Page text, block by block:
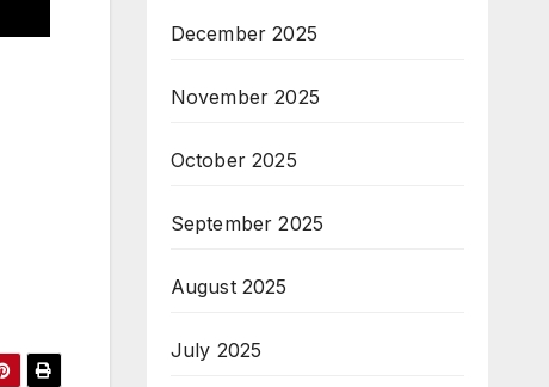
December 2025
November 2025
October 2025
September 2025
August 2025
July 2025